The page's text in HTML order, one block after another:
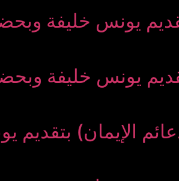
مبین 10 جمادى الأولى 1447
مبین 12 جمادى الأولى 1447
مبین 5 جمادى الأولى 14470